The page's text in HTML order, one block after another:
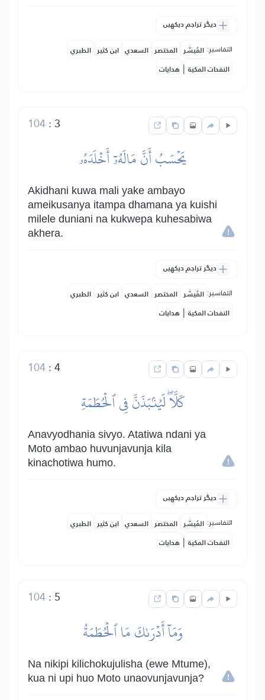
دیگر تراجم دیکھیں
التفاسير: المُيسَّر المختصر السعدي ابن كثير الطبري
النفحات المكية | هدايات
3
:
104
يَحۡسَبُ أَنَّ مَالَهُۥٓ أَخۡلَدَهُۥ
Akidhani kuwa mali yake ambayo
ameikusanya itampa dhamana ya kuishi
milele duniani na kukwepa kuhesabiwa
akhera.
دیگر تراجم دیکھیں
التفاسير: المُيسَّر المختصر السعدي ابن كثير الطبري
النفحات المكية | هدايات
4
:
104
كَلَّاۖ لَيُنۢبَذَنَّ فِي ٱلۡحُطَمَةِ
Anavyodhania sivyo. Atatiwa ndani ya
Moto ambao huvunjavunja kila
kinachotiwa humo.
دیگر تراجم دیکھیں
التفاسير: المُيسَّر المختصر السعدي ابن كثير الطبري
النفحات المكية | هدايات
5
:
104
وَمَآ أَدۡرَىٰكَ مَا ٱلۡحُطَمَةُ
Na nikipi kilichokujulisha (ewe Mtume),
kua ni upi huo Moto unaovunjavunja?